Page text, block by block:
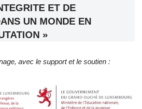
ET DE
UN MONDE EN
»
avec le support et le soutien :